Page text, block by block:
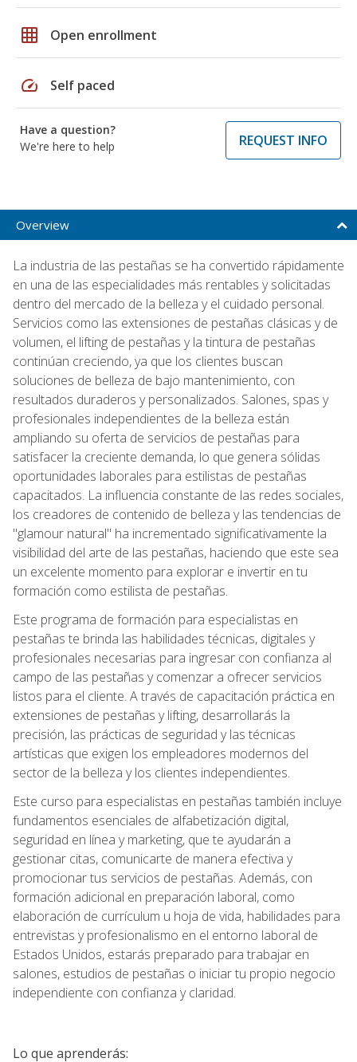
grid_on Open enrollment
speed Self paced
Have a question?
We're here to help
REQUEST INFO
Overview
La industria de las pestañas se ha convertido rápidamente
en una de las especialidades más rentables y solicitadas
dentro del mercado de la belleza y el cuidado personal.
Servicios como las extensiones de pestañas clásicas y de
volumen, el lifting de pestañas y la tintura de pestañas
continúan creciendo, ya que los clientes buscan
soluciones de belleza de bajo mantenimiento, con
resultados duraderos y personalizados. Salones, spas y
profesionales independientes de la belleza están
ampliando su oferta de servicios de pestañas para
satisfacer la creciente demanda, lo que genera sólidas
oportunidades laborales para estilistas de pestañas
capacitados. La influencia constante de las redes sociales,
los creadores de contenido de belleza y las tendencias de
"glamour natural" ha incrementado significativamente la
visibilidad del arte de las pestañas, haciendo que este sea
un excelente momento para explorar e invertir en tu
formación como estilista de pestañas.
Este programa de formación para especialistas en
pestañas te brinda las habilidades técnicas, digitales y
profesionales necesarias para ingresar con confianza al
campo de las pestañas y comenzar a ofrecer servicios
listos para el cliente. A través de capacitación práctica en
extensiones de pestañas y lifting, desarrollarás la
precisión, las prácticas de seguridad y las técnicas
artísticas que exigen los empleadores modernos del
sector de la belleza y los clientes independientes.
Este curso para especialistas en pestañas también incluye
fundamentos esenciales de alfabetización digital,
seguridad en línea y marketing, que te ayudarán a
gestionar citas, comunicarte de manera efectiva y
promocionar tus servicios de pestañas. Además, con
formación adicional en preparación laboral, como
elaboración de currículum u hoja de vida, habilidades para
entrevistas y profesionalismo en el entorno laboral de
Estados Unidos, estarás preparado para trabajar en
salones, estudios de pestañas o iniciar tu propio negocio
independiente con confianza y claridad.
Lo que aprenderás: